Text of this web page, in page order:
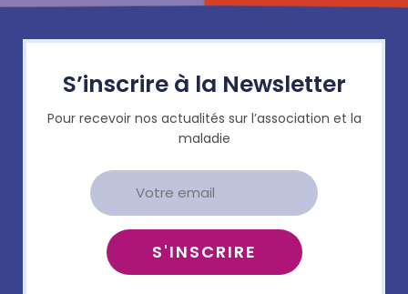
S’inscrire à la Newsletter
Pour recevoir nos actualités sur l’association et la
maladie